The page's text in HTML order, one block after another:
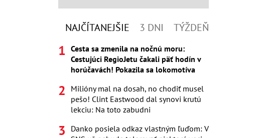
NAJČÍTANEJŠIE 3 DNI TÝŽDEŇ
Cesta sa zmenila na nočnú moru:
Cestujúci RegioJetu čakali päť hodín v
horúčavách! Pokazila sa lokomotíva
Milióny mal na dosah, no chodiť musel
pešo! Clint Eastwood dal synovi krutú
lekciu: Na toto zabudni
Danko posiela odkaz vlastným ľuďom: V